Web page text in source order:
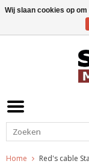
Home Red's cable
Wij slaan cookies op